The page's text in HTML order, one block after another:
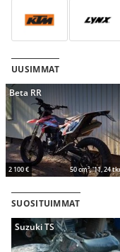
UUSIMMAT
Beta RR
2 100 € 50 cm³, '11, 24
SUOSITUIMMAT
Suzuki TS